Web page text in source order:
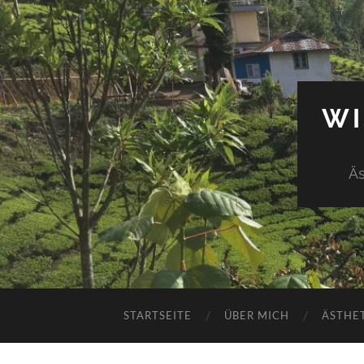
STARTSEITE ÜBER MICH